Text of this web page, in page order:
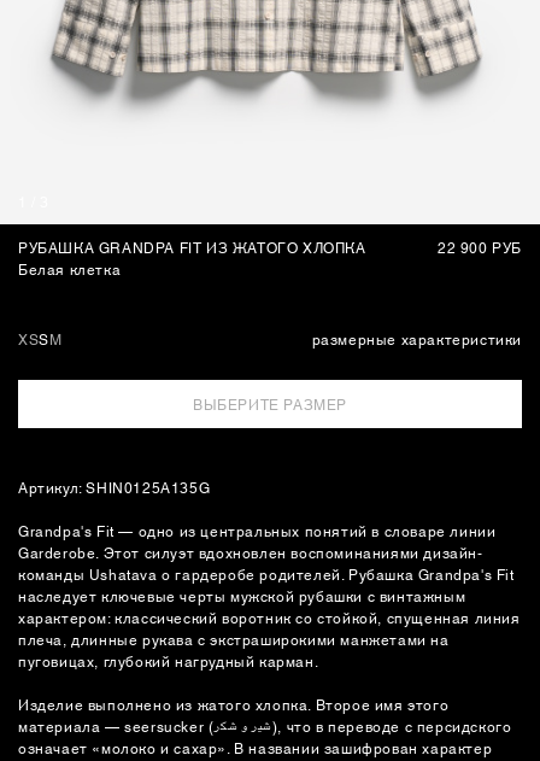
СУМКИ
РУБАШКА GRANDPA FIT ИЗ ЖАТОГО ХЛОПКА
Белая клетка
22 900 РУБ
XSSM размерные характеристики
ВЫБЕРИТЕ РАЗМЕР
Артикул: SHIN0125A135G
Grandpa's Fit — одно из центральных понятий в словаре линии
Garderobe. Этот силуэт вдохновлен воспоминаниями дизайн-
команды Ushatava о гардеробе родителей. Рубашка Grandpa's Fit
наследует ключевые черты мужской рубашки с винтажным
характером: классический воротник со стойкой, спущенная линия
плеча, длинные рукава с экстраширокими манжетами на
пуговицах, глубокий нагрудный карман.
Изделие выполнено из жатого хлопка. Второе имя этого
материала — seersucker (شیر و شکر), что в переводе с персидского
означает «молоко и сахар». В названии зашифрован характер